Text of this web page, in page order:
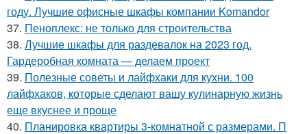
году. Лучшие офисные шкафы компании Komandor
37. Пеноплекс: не только для строительства
38. Лучшие шкафы для раздевалок на 2023 год.
Гардеробная комната — делаем проект
39. Полезные советы и лайфхаки для кухни. 100
лайфхаков, которые сделают вашу кулинарную жизнь
еще вкуснее и проще
40. Планировка квартиры 3-комнатной с размерами. П